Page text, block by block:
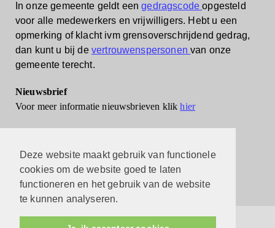
Deze website maakt gebruik van functionele
cookies om de website goed te laten
functioneren en het gebruik van de website
te kunnen analyseren.
In onze gemeente geldt eengedragscodeopgesteld
voor alle medewerkers en vrijwilligers. Hebt u een
opmerking of klacht ivm grensoverschrijdend gedrag,
dan kunt u bij de vertrouwenspersonenvan onze
gemeente terecht.
Nieuwsbrief
Voor meer informatie nieuwsbrieven klikhier
Protestantsekerk.net is een samenwerking tussen de